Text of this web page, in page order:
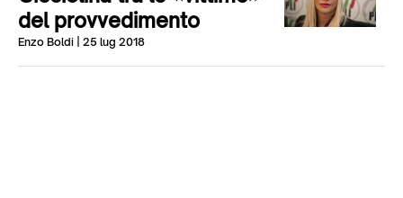
del provvedimento
Enzo Boldi | 25 lug 2018